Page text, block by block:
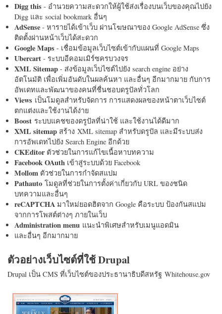
Digg this - อำนวยความสะดวกให้ผู้ใช้ส่งเรื่องบนเว็บของคุณไปยัง
Digg และ social bookmark อื่นๆ
AdSense - หารายได้เข้าเว็บ ผ่านโฆษณาของ Google AdSense ซึ่ง
ติดตั้งผ่านหน้าเว็บได้สะดวก
Google Maps - เชื่อมข้อมูลเว็บไซต์เข้ากับแผนที่ Google Maps
Ubercart - ระบบอีคอมเมิร์ซครบวงจร
XML Sitemap - ส่งข้อมูลเว็บไซต์ไปยัง search engine อย่าง
อัตโนมัติ เพื่อเพิ่มอันดับในผลค้นหา และอื่นๆ อีกมากมาย กับการ
อัพเดทและพัฒนาของคนที่ชื่นชอบดรูปัลทั่วโลก
Views เป็นโมดูลสำหรับจัดการ การแสดงผลของหน้าตาเว็บไซต์
ตกแต่งและใช้งานได้ง่าย
Boost ระบบแคชของดรูปัลที่น่าใช้ และใช้งานได้ดีมาก
XML sitemap สร้าง XML sitemap สำหรับดรูปัล และมีระบบส่ง
การอัพเดทไปยัง Search Engine อีกด้วย
CKEditorตัวช่วยในการแก้ไขเนื้อหาบทความ
Facebook OAuth เข้าสู่ระบบด้วย Facebook
Mollom ตัวช่วยในการกำจัดสแปม
Pathauto โมดูลที่ช่วยในการตั้งค่าเกี่ยวกับ URL ของชนิด
บทความและอื่นๆ
reCAPTCHA มาใหม่ยอดฮิตจาก Google คือระบบ ป้องกันสแปม
จากการโพสต์ต่างๆ ภายในเว็บ
Administration menu แนะนำพิเศษสำหรับเมนูแอดมิน
และอื่นๆ อีกมากมาย
ตัวอย่างเว็บไซต์ที่ใช้ Drupal
Drupal เป็น CMS ที่เว็บไซต์ของประธานาธิบดีสหรัฐ Whitehouse.gov